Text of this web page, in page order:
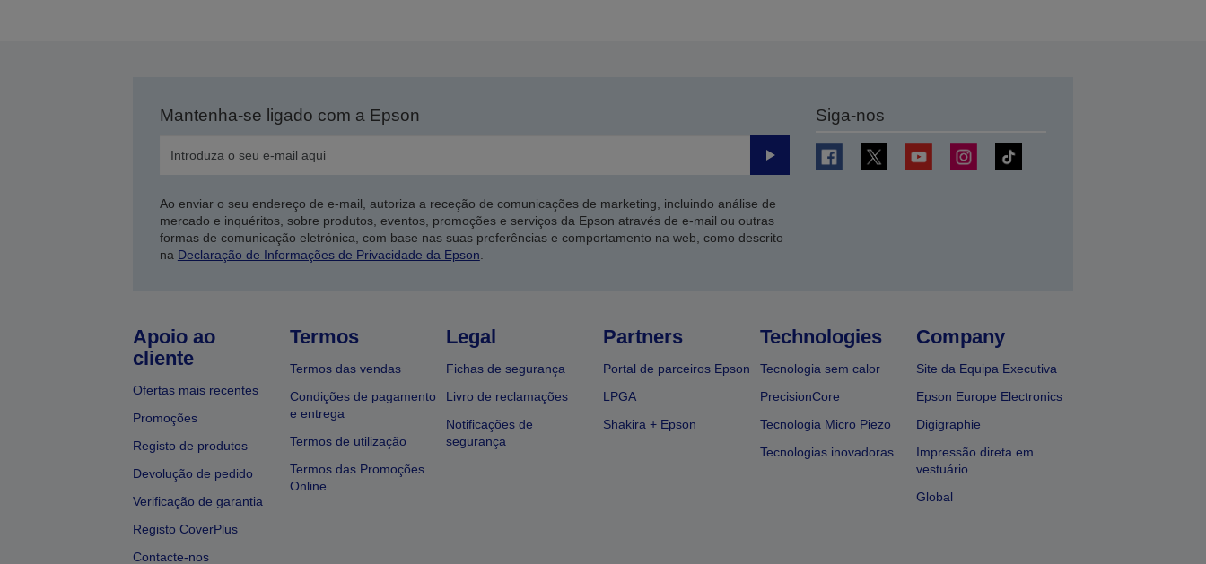
Mantenha-se ligado com a Epson
Enviar
Ao enviar o seu endereço de e-mail, autoriza a receção de comunicações de marketing, incluindo análise de
mercado e inquéritos, sobre produtos, eventos, promoções e serviços da Epson através de e-mail ou outras
formas de comunicação eletrónica, com base nas suas preferências e comportamento na web, como descrito
na Declaração de Informações de Privacidade da Epson.
Siga-nos
Apoio ao
cliente
Ofertas mais recentes
Promoções
Registo de produtos
Devolução de pedido
Verificação de garantia
Registo CoverPlus
Contacte-nos
Termos
Termos das vendas
Condições de pagamento
e entrega
Termos de utilização
Termos das Promoções
Online
Legal
Fichas de segurança
Livro de reclamações
Notificações de
segurança
Partners
Portal de parceiros Epson
LPGA
Shakira + Epson
Technologies
Tecnologia sem calor
PrecisionCore
Tecnologia Micro Piezo
Tecnologias inovadoras
Company
Site da Equipa Executiva
Epson Europe Electronics
Digigraphie
Impressão direta em
vestuário
Global